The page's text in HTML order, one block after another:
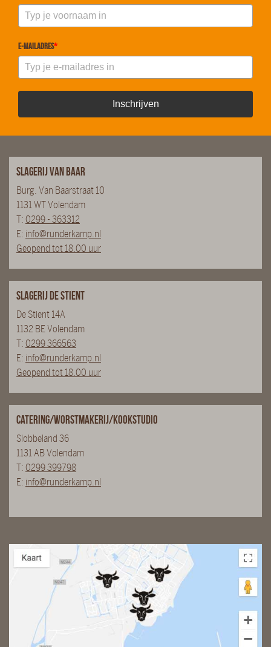
E-mailadres*
Inschrijven
Slagerij van Baar
Burg. Van Baarstraat 10
1131 WT Volendam
T: 0299 - 363312
E: info@runderkamp.nl
Geopend tot 18.00 uur
Slagerij De Stient
De Stient 14A
1132 BE Volendam
T: 0299 366563
E: info@runderkamp.nl
Geopend tot 18.00 uur
Catering/Worstmakerij/Kookstudio
Slobbeland 36
1131 AB Volendam
T: 0299 399798
E: info@runderkamp.nl